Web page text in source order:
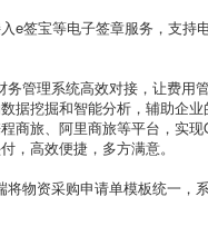
入e签宝等电子签章服务，支持
务管理系统高效对接，让费
据挖掘和智能分析，辅助企业
程商旅、阿里商旅等平台，实
，高效便捷，多方满意。
将物资采购申请单模板统一